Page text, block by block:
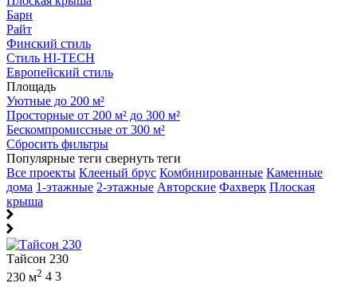
Барн
Райт
Финский стиль
Стиль HI-TECH
Европейский стиль
Площадь
Уютные до 200 м²
Просторные от 200 м² до 300 м²
Бескомпромиссные от 300 м²
Сбросить фильтры
Популярные теги свернуть теги
Все проекты Клееный брус Комбинированные Каменные
дома 1-этажные 2-этажные Авторские Фахверк Плоская
крыша
Тайсон 230
230 м2 4 3